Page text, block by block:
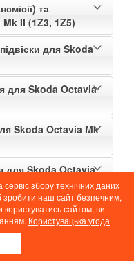
та
II (1Z3, 1Z5)
для Skoda
для Skoda Octavia
Skoda Octavia Mk
для Skoda Octavia
Skoda Octavia Mk
Skoda Octavia Mk II
збору технічних даних
зробити наш сайт безпечним,
сайтом, ви
Користувацька угода